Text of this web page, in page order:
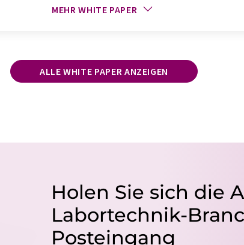
MEHR WHITE PAPER
ALLE WHITE PAPER ANZEIGEN
Holen Sie sich die
Labortechnik-
Posteingang